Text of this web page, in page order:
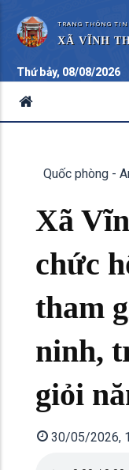
TRANG THÔNG
XÃ VĨNH
Thứ bảy, 08/08/2026
Quốc phòng -
Xã
chức
tham
ninh,
giỏi
30/05/2026,